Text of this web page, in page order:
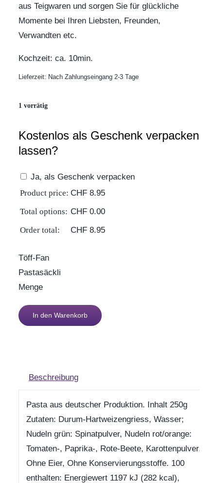
aus Teigwaren und sorgen Sie für glückliche
Momente bei Ihren Liebsten, Freunden,
Verwandten etc.
Kochzeit: ca. 10min.
Lieferzeit: Nach Zahlungseingang 2-3 Tage
1 vorrätig
Kostenlos als Geschenk verpacken
lassen?
Ja, als Geschenk verpacken
Product price: CHF8.95
Total options: CHF0.00
Order total:
CHF8.95
Töff-Fan
Pastasäckli
Menge
In den Warenkorb
Beschreibung
Pasta aus deutscher Produktion. Inhalt 250g
Zutaten: Durum-Hartweizengriess, Wasser;
Nudeln grün: Spinatpulver, Nudeln rot/orange:
Tomaten-, Paprika-, Rote-Beete, Karottenpulver,
Ohne Eier, Ohne Konservierungsstoffe. 100
enthalten: Energiewert 1197 kJ (282 kcal),